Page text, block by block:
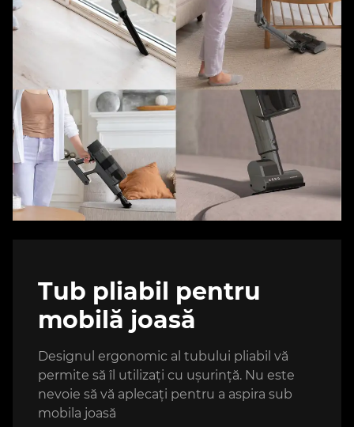
Tub pliabil pentru
mobilă joasă
Designul ergonomic al tubului pliabil vă
permite să îl utilizați cu ușurință. Nu este
nevoie să vă aplecați pentru a aspira sub
mobila joasă